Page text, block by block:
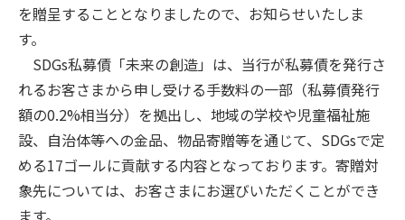
を贈呈することとなりましたので、お知らせいたしま
す。
SDGs私募債「未来の創造」は、当行が私募債を発行さ
れるお客さまから申し受ける手数料の一部（私募債発行
額の0.2%相当分）を拠出し、地域の学校や児童福祉施
設、自治体等への金品、物品寄贈等を通じて、SDGsで定
める17ゴールに貢献する内容となっております。寄贈対
象先については、お客さまにお選びいただくことができ
ます。